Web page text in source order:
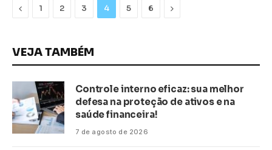
Previous
1 2 3 4 5 6 Next
VEJA TAMBÉM
Controle interno eficaz: sua melhor
defesa na proteção de ativos e na
saúde financeira!
7 de agosto de 2026